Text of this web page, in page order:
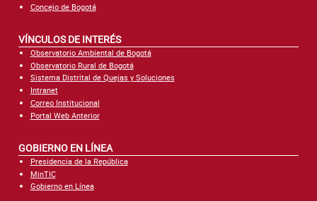
Concejo de Bogotá
VÍNCULOS DE INTERÉS
Observatorio Ambiental de Bogotá
Observatorio Rural de Bogotá
Sistema Distrital de Quejas y Soluciones
Intranet
Correo Institucional
Portal Web Anterior
GOBIERNO EN LÍNEA
Presidencia de la República
MinTIC
Gobierno en Línea